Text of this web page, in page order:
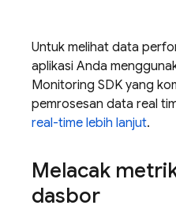
Untuk melihat data
aplikasi Anda
Monitoring SDK yang
pemrosesan data real
real-time lebih lanjut.
Melacak
dasbor